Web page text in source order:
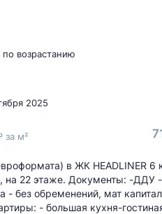
возрастанию
2025
за м²
в ЖК HEADLINER 6
на 22 этаже. Документы: -ДДУ
- без обременений, мат
- большая кухня-